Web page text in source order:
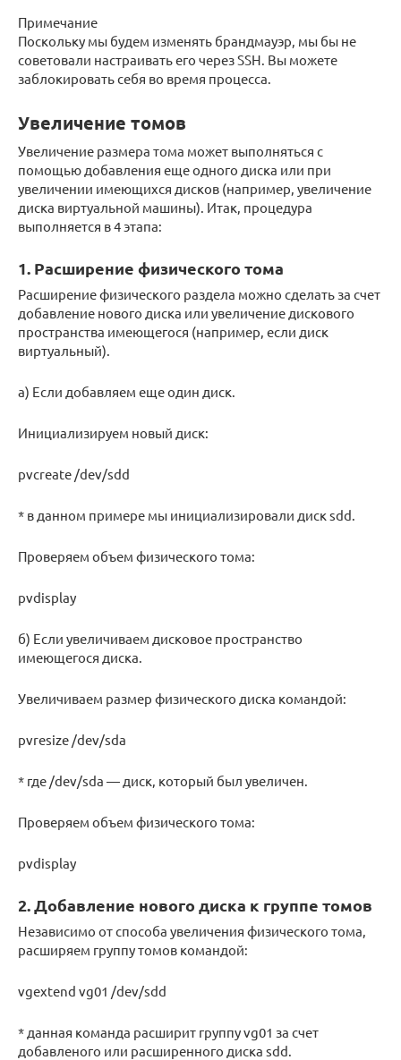
Примечание
Поскольку мы будем изменять брандмауэр, мы бы не
советовали настраивать его через SSH. Вы можете
заблокировать себя во время процесса.
Увеличение томов
Увеличение размера тома может выполняться с
помощью добавления еще одного диска или при
увеличении имеющихся дисков (например, увеличение
диска виртуальной машины). Итак, процедура
выполняется в 4 этапа:
1. Расширение физического тома
Расширение физического раздела можно сделать за счет
добавление нового диска или увеличение дискового
пространства имеющегося (например, если диск
виртуальный).
а) Если добавляем еще один диск.
Инициализируем новый диск:
pvcreate /dev/sdd
* в данном примере мы инициализировали диск sdd.
Проверяем объем физического тома:
pvdisplay
б) Если увеличиваем дисковое пространство
имеющегося диска.
Увеличиваем размер физического диска командой:
pvresize /dev/sda
* где /dev/sda — диск, который был увеличен.
Проверяем объем физического тома:
pvdisplay
2. Добавление нового диска к группе томов
Независимо от способа увеличения физического тома,
расширяем группу томов командой:
vgextend vg01 /dev/sdd
* данная команда расширит группу vg01 за счет
добавленого или расширенного диска sdd.